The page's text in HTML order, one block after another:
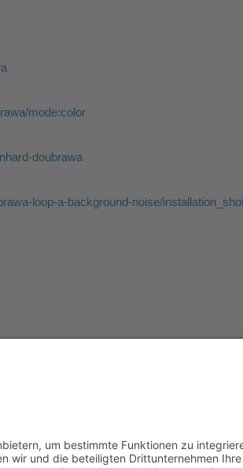
mode:color
doubrawa
loop-a-background-noise/